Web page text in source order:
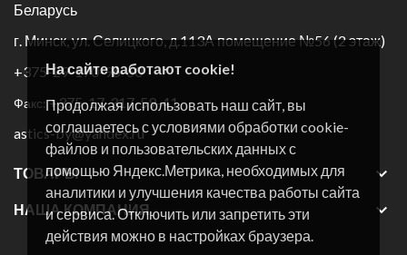
На сайте работают cookie!
Продолжая использовать наш сайт, вы
соглашаетесь с условиями обработки cookie-
файлов и пользовательских данных с
помощью Яндекс.Метрика, необходимых для
аналитики и улучшения качества работы сайта
и сервиса. Отключить или запретить эти
действия можно в настройках браузера.
Беларусь
г. Минск, ул. Селицкого, д.113А помещение №56 (2 этаж)
+375-29-170-96-60
Факс:+375-17-317-59-41
astics-by@yandex.ru
ТОВАРЫ 
НАША КОМПАНИЯ 